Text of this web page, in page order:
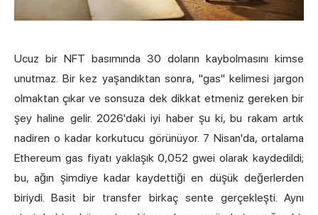
Ucuz bir NFT basımında 30 doların kaybolmasını kimse
unutmaz. Bir kez yaşandıktan sonra, "gas" kelimesi jargon
olmaktan çıkar ve sonsuza dek dikkat etmeniz gereken bir
şey haline gelir. 2026'daki iyi haber şu ki, bu rakam artık
nadiren o kadar korkutucu görünüyor. 7 Nisan'da, ortalama
Ethereum gas fiyatı yaklaşık 0,052 gwei olarak kaydedildi;
bu, ağın şimdiye kadar kaydettiği en düşük değerlerden
biriydi. Basit bir transfer birkaç sente gerçekleşti. Aynı